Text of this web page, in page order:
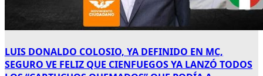
LUIS DONALDO COLOSIO, YA DEFINIDO EN MC,
SEGURO VE FELIZ QUE CIENFUEGOS YA LANZÓ TODOS